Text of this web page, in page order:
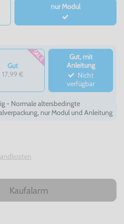
nur Modul
Gut
17,99 €
SALE
Gut, mit
Anleitung
verfügbar
- Normale altersbedingte
nur Modul und Anleitung
Kaufalarm